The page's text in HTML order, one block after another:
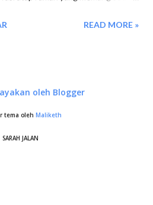
untuk merombak kembali atap
READ MORE »
oleh Blogger
tema oleh Maliketh
SARAH JALAN